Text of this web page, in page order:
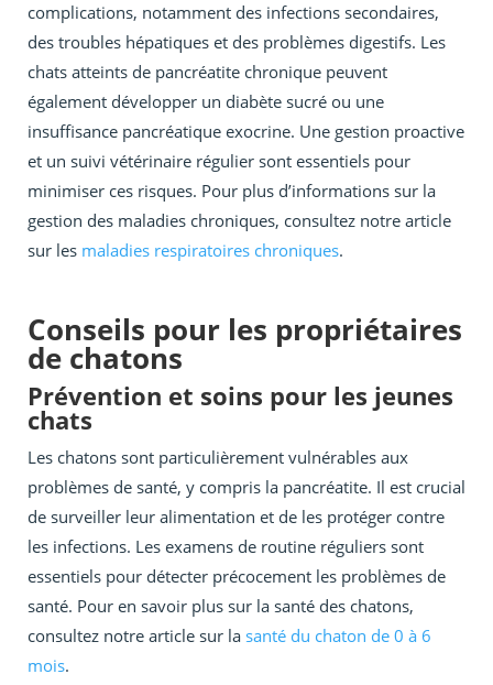
complications, notamment des infections secondaires,
des troubles hépatiques et des problèmes digestifs. Les
chats atteints de pancréatite chronique peuvent
également développer un diabète sucré ou une
insuffisance pancréatique exocrine. Une gestion proactive
et un suivi vétérinaire régulier sont essentiels pour
minimiser ces risques. Pour plus d’informations sur la
gestion des maladies chroniques, consultez notre article
sur les maladies respiratoires chroniques.
Conseils pour les propriétaires
de chatons
Prévention et soins pour les jeunes
chats
Les chatons sont particulièrement vulnérables aux
problèmes de santé, y compris la pancréatite. Il est crucial
de surveiller leur alimentation et de les protéger contre
les infections. Les examens de routine réguliers sont
essentiels pour détecter précocement les problèmes de
santé. Pour en savoir plus sur la santé des chatons,
consultez notre article sur la santé du chaton de 0 à 6
mois.